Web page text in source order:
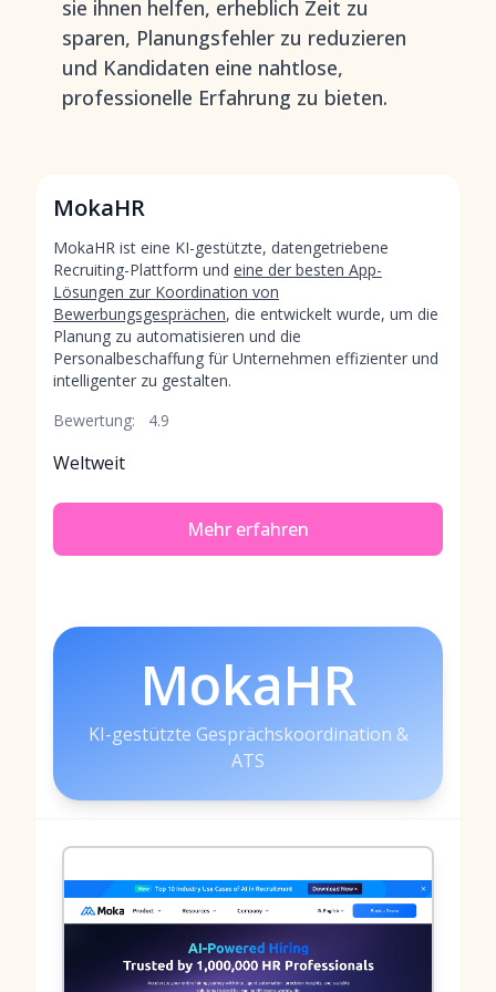
sie ihnen helfen, erheblich Zeit zu
sparen, Planungsfehler zu reduzieren
und Kandidaten eine nahtlose,
professionelle Erfahrung zu bieten.
MokaHR
MokaHR ist eine KI-gestützte, datengetriebene
Recruiting-Plattform und eine der besten App-
Lösungen zur Koordination von
Bewerbungsgesprächen, die entwickelt wurde, um die
Planung zu automatisieren und die
Personalbeschaffung für Unternehmen effizienter und
intelligenter zu gestalten.
Bewertung:
4.9
Weltweit
Mehr erfahren
MokaHR
KI-gestützte Gesprächskoordination &
ATS